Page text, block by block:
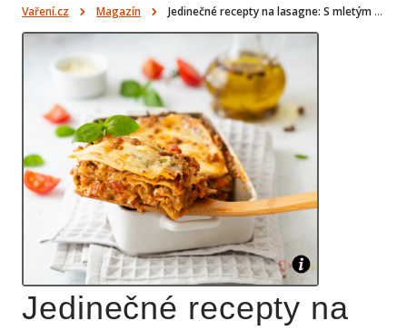
Vaření.cz Magazín Jedinečné recepty na lasagne: S mletým masem, špenátem i cuketou
Jedinečné recepty na